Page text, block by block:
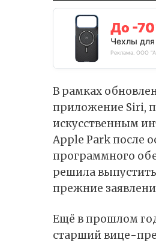
До -
Чехлы
Реклама. ООО
В рамках
приложение Siri,
искусственным
Apple Park после
программного
решила
прежние
Ещё в прошлом
старший вице-